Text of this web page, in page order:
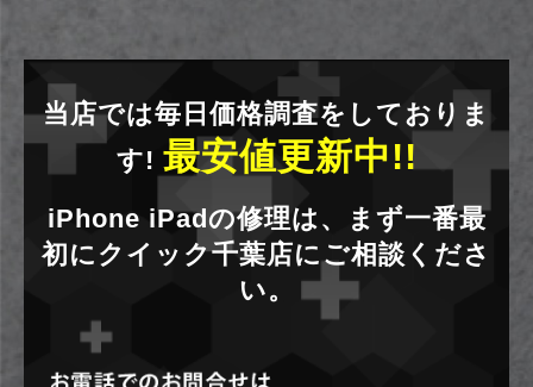
当店では毎日価格調査をしておりま
す! 最安値更新中!!
iPhone iPadの修理は、まず一番最
初にクイック千葉店にご相談くださ
い。